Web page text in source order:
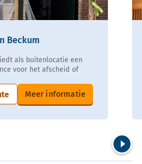
Beckum
als buitenlocatie een
voor het afscheid of
Meer informatie